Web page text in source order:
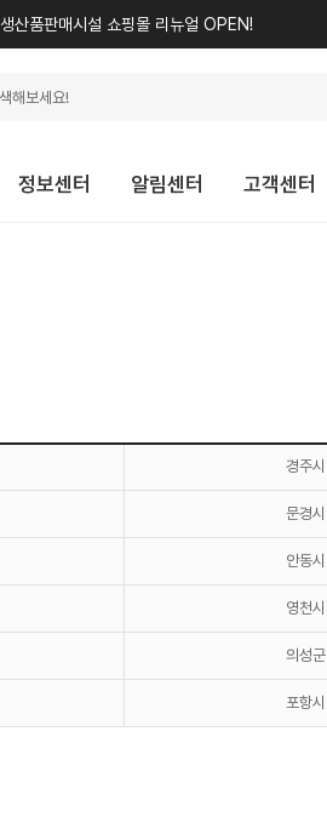
생산품판매시설 쇼핑몰 리뉴얼 OPEN!
정보센터 알림센터 고객센터
경주시
문경시
안동시
영천시
의성군
포항시